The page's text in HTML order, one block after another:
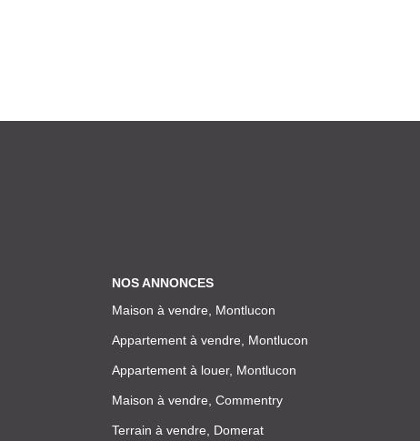
NOS ANNONCES
Maison à vendre, Montlucon
Appartement à vendre, Montlucon
Appartement à louer, Montlucon
Maison à vendre, Commentry
Terrain à vendre, Domerat